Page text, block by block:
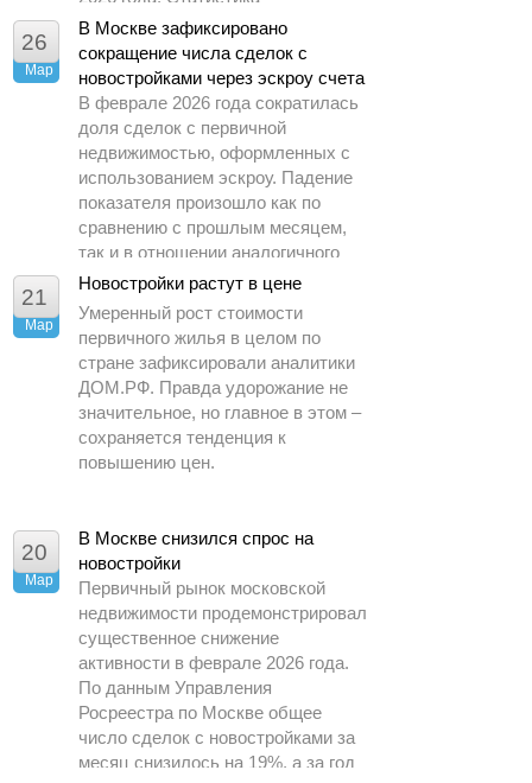
демонстрирует заметное
охлаждение спроса по сравнению
с предыдущими периодами.
26
Мар
В Москве зафиксировано
сокращение числа сделок с
новостройками через эскроу счета
В феврале 2026 года сократилась
доля сделок с первичной
недвижимостью, оформленных с
использованием эскроу. Падение
показателя произошло как по
сравнению с прошлым месяцем,
так и в отношении аналогичного
периода 2025 года.
21
Мар
Новостройки растут в цене
Умеренный рост стоимости
первичного жилья в целом по
стране зафиксировали аналитики
ДОМ.РФ. Правда удорожание не
значительное, но главное в этом –
сохраняется тенденция к
повышению цен.
20
Мар
В Москве снизился спрос на
новостройки
Первичный рынок московской
недвижимости продемонстрировал
существенное снижение
активности в феврале 2026 года.
По данным Управления
Росреестра по Москве общее
число сделок с новостройками за
месяц снизилось на 19%, а за год